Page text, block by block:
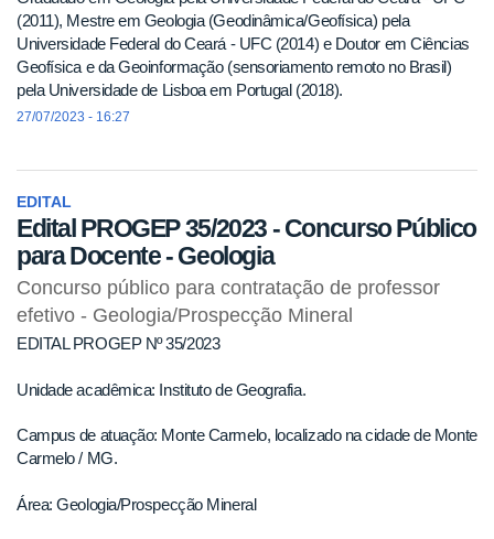
(2011), Mestre em Geologia (Geodinâmica/Geofísica) pela
Universidade Federal do Ceará - UFC (2014) e Doutor em Ciências
Geofísica e da Geoinformação (sensoriamento remoto no Brasil)
pela Universidade de Lisboa em Portugal (2018).
27/07/2023 - 16:27
EDITAL
Edital PROGEP 35/2023 - Concurso Público
para Docente - Geologia
Concurso público para contratação de professor
efetivo - Geologia/Prospecção Mineral
EDITAL PROGEP Nº 35/2023
Unidade acadêmica: Instituto de Geografia.
Campus de atuação: Monte Carmelo, localizado na cidade de Monte
Carmelo / MG.
Área: Geologia/Prospecção Mineral